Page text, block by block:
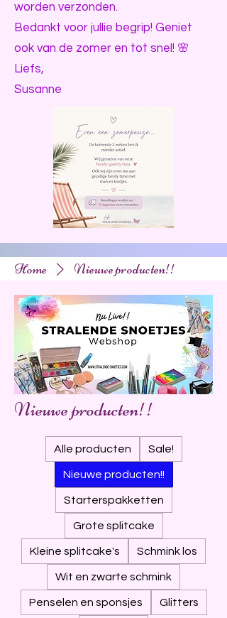
worden verzonden.
Bedankt voor jullie begrip! Geniet
ook van de zomer en tot snel! 🌸
Liefs,
Susanne
Home Nieuwe producten!!
Nieuwe producten!!
Alle producten Sale!
Nieuwe producten!!
Starterspakketten
Grote splitcake
Kleine splitcake's Schmink los
Wit en zwarte schmink
Penselen en sponsjes Glitters